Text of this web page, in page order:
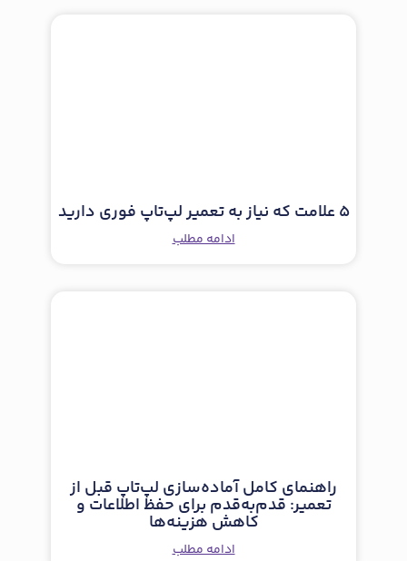
5 علامت که نیاز به تعمیر لپ‌تاپ فوری دارید
ادامه مطلب
راهنمای کامل آماده‌سازی لپ‌تاپ قبل از
تعمیر: قدم‌به‌قدم برای حفظ اطلاعات و
کاهش هزینه‌ها
ادامه مطلب